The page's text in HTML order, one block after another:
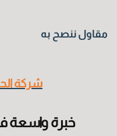
مقاول ننصح به
شركة
خبرة واسعة